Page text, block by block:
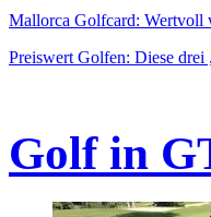
Mallorca Golfcard: Wertvoll
Preiswert Golfen: Diese drei
Golf in